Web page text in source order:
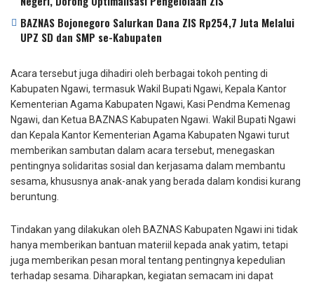
BAZNAS Bojonegoro Salurkan Dana ZIS Rp254,7 Juta Melalui
UPZ SD dan SMP se-Kabupaten
Acara tersebut juga dihadiri oleh berbagai tokoh penting di
Kabupaten Ngawi, termasuk Wakil Bupati Ngawi, Kepala Kantor
Kementerian Agama Kabupaten Ngawi, Kasi Pendma Kemenag
Ngawi, dan Ketua BAZNAS Kabupaten Ngawi. Wakil Bupati Ngawi
dan Kepala Kantor Kementerian Agama Kabupaten Ngawi turut
memberikan sambutan dalam acara tersebut, menegaskan
pentingnya solidaritas sosial dan kerjasama dalam membantu
sesama, khususnya anak-anak yang berada dalam kondisi kurang
beruntung.
Tindakan yang dilakukan oleh BAZNAS Kabupaten Ngawi ini tidak
hanya memberikan bantuan materiil kepada anak yatim, tetapi
juga memberikan pesan moral tentang pentingnya kepedulian
terhadap sesama. Diharapkan, kegiatan semacam ini dapat